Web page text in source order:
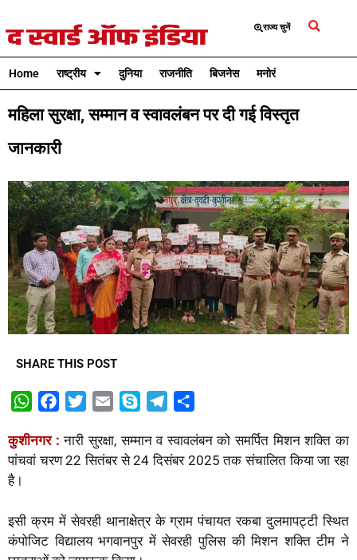
राज्य चुनें
Home राष्ट्रीय दुनिया राजनीति बिजनेस मनोरंजन
महिला सुरक्षा, सम्मान व स्वावलंबन पर दी गई विस्तृत
जानकारी
SHARE THIS POST
W
a
t
p
p
c
e
o
k
i
t
r
a
i
y
p
l
e
a
m
a
r
कुशीनगर : नारी सुरक्षा, सम्मान व स्वावलंबन को समर्पित मिशन शक्ति का
पांचवां चरण 22 सितंबर से 24 दिसंबर 2025 तक संचालित किया जा रहा
है।
इसी क्रम में सेवरही थानाक्षेत्र के ग्राम पंचायत रकबा दुलमापट्टी स्थित
कंपोजिट विद्यालय भगवानपुर में सेवरही पुलिस की मिशन शक्ति टीम ने